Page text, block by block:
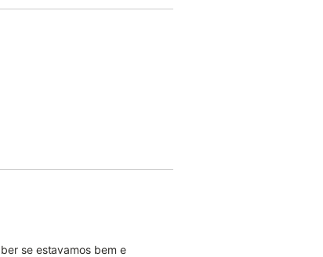
se estavamos bem e